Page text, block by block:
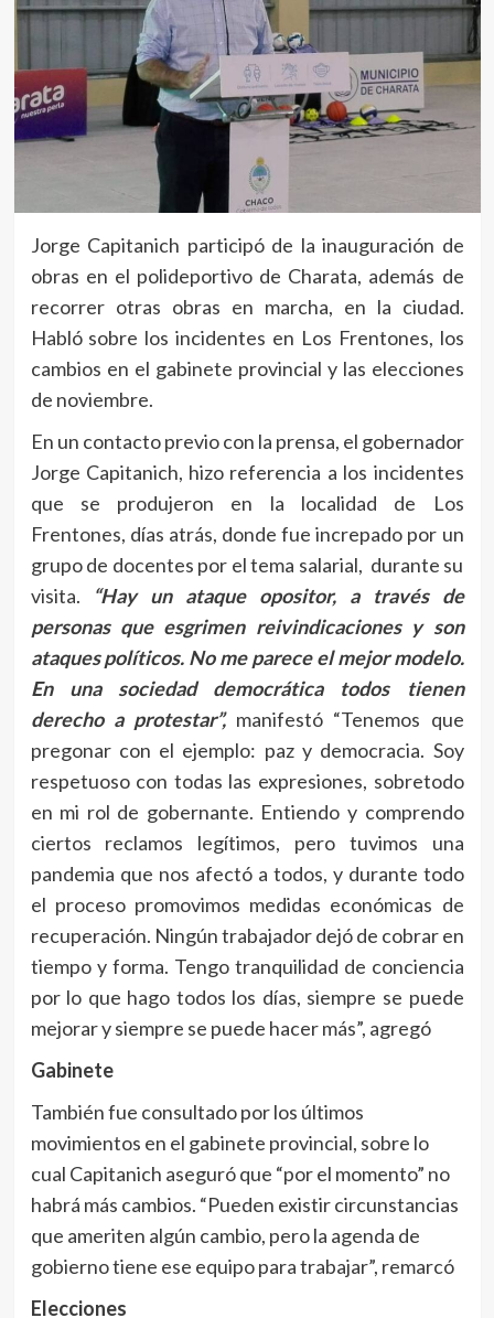
Jorge Capitanich participó de la inauguración de
obras en el polideportivo de Charata, además de
recorrer otras obras en marcha, en la ciudad.
Habló sobre los incidentes en Los Frentones, los
cambios en el gabinete provincial y las elecciones
de noviembre.
En un contacto previo con la prensa, el gobernador
Jorge Capitanich, hizo referencia a los incidentes
que se produjeron en la localidad de Los
Frentones, días atrás, donde fue increpado por un
grupo de docentes por el tema salarial, durante su
visita.
“Hay un ataque opositor, a través de
personas que esgrimen reivindicaciones y son
ataques políticos. No me parece el mejor modelo.
En una sociedad democrática todos tienen
derecho a protestar”,manifestó “Tenemos que
pregonar con el ejemplo: paz y democracia. Soy
respetuoso con todas las expresiones, sobretodo
en mi rol de gobernante. Entiendo y comprendo
ciertos reclamos legítimos, pero tuvimos una
pandemia que nos afectó a todos, y durante todo
el proceso promovimos medidas económicas de
recuperación. Ningún trabajador dejó de cobrar en
tiempo y forma. Tengo tranquilidad de conciencia
por lo que hago todos los días, siempre se puede
mejorar y siempre se puede hacer más”, agregó
Gabinete
También fue consultado por los últimos
movimientos en el gabinete provincial, sobre lo
cual Capitanich aseguró que “por el momento” no
habrá más cambios. “Pueden existir circunstancias
que ameriten algún cambio, pero la agenda de
gobierno tiene ese equipo para trabajar”, remarcó
Elecciones